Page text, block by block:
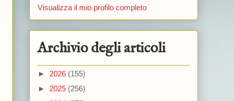
Visualizza il mio profilo completo
Archivio degli articoli
► 2026 (155)
► 2025 (256)